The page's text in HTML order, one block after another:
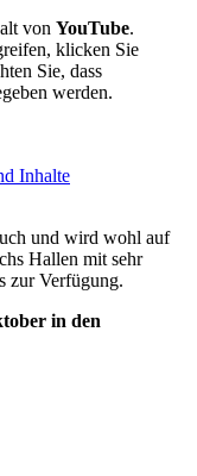
von YouTube.
klicken Sie
Sie, dass
werden.
Inhalte
und wird wohl auf
Hallen mit sehr
zur Verfügung.
in den